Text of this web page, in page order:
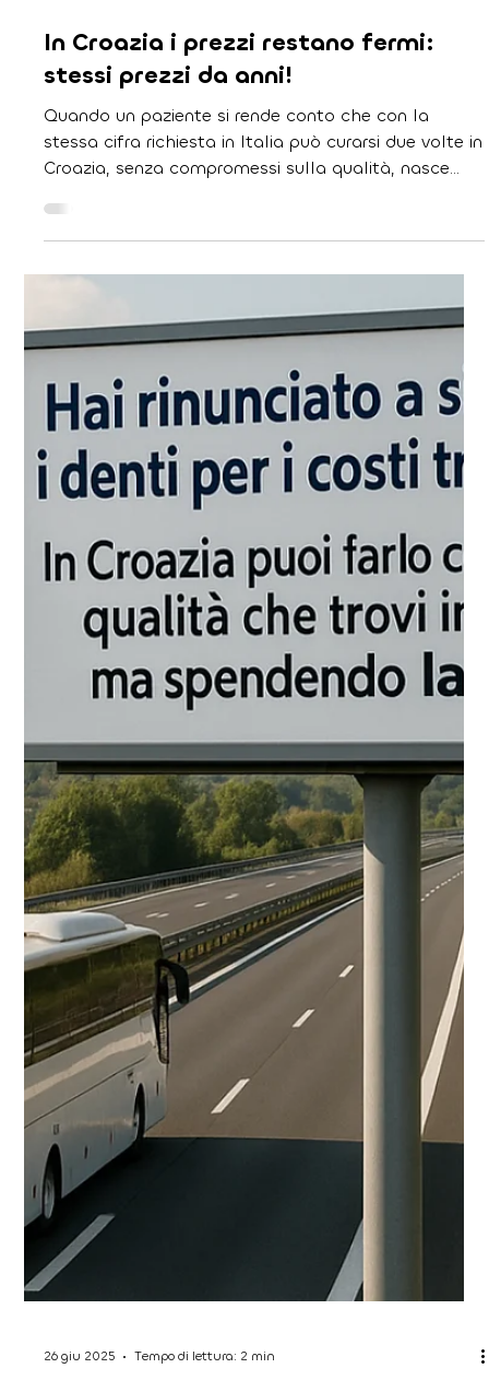
27 ago 2025 Tempo di lettura: 3 min
In Croazia i prezzi restano fermi:
stessi prezzi da anni!
Quando un paziente si rende conto che con la
stessa cifra richiesta in Italia può curarsi due volte in
Croazia, senza compromessi sulla qualità, nasce
una consapevolezza nuova: che il sorriso non deve
essere un privilegio per pochi.